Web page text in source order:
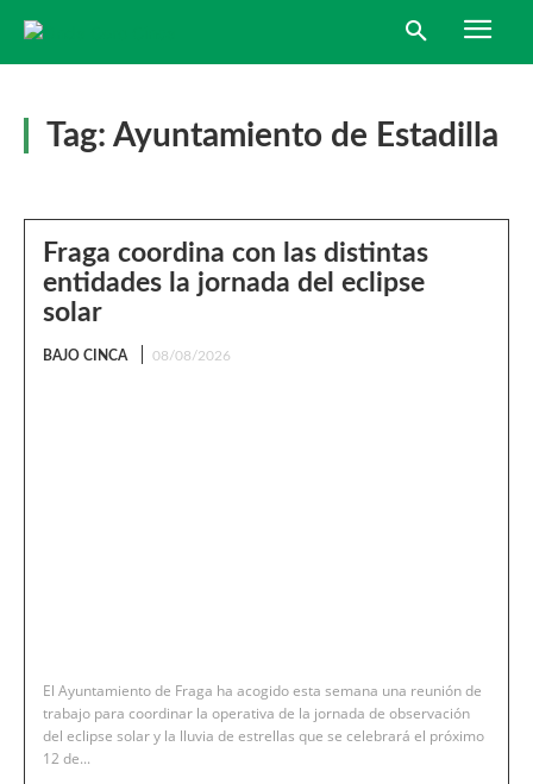
Tag: Ayuntamiento de Estadilla
Fraga coordina con las distintas
entidades la jornada del eclipse
solar
BAJO CINCA 08/08/2026
El Ayuntamiento de Fraga ha acogido esta semana una reunión de
trabajo para coordinar la operativa de la jornada de observación
del eclipse solar y la lluvia de estrellas que se celebrará el próximo
12 de...